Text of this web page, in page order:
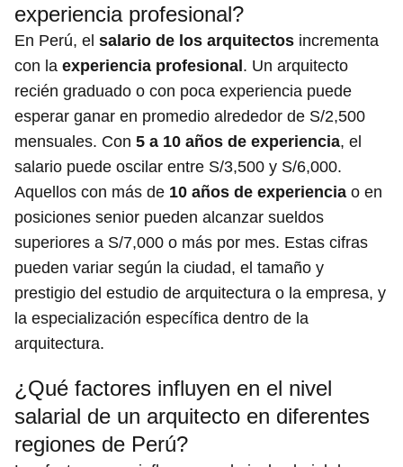
experiencia profesional?
En Perú, el salario de los arquitectos incrementa
con la experiencia profesional . Un arquitecto
recién graduado o con poca experiencia puede
esperar ganar en promedio alrededor de S/2,500
mensuales. Con 5 a 10 años de experiencia, el
salario puede oscilar entre S/3,500 y S/6,000.
Aquellos con más de 10 años de experiencia o en
posiciones senior pueden alcanzar sueldos
superiores a S/7,000 o más por mes. Estas cifras
pueden variar según la ciudad, el tamaño y
prestigio del estudio de arquitectura o la empresa, y
la especialización específica dentro de la
arquitectura.
¿Qué factores influyen en el nivel
salarial de un arquitecto en diferentes
regiones de Perú?